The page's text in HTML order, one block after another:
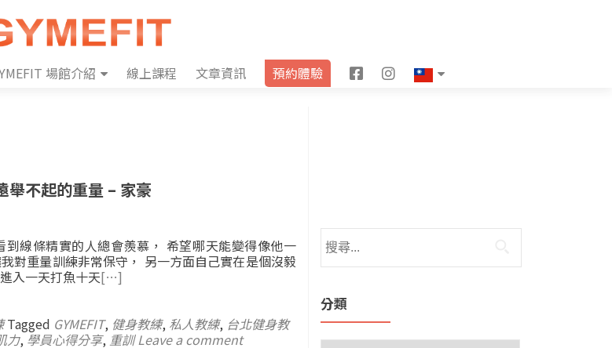
場館介紹 線上課程 文章資訊 預約體驗
F
k
I
a
舉不起的重量 – 家豪
線條精實的人總會羨慕， 希望哪天能變得像他一
對重量訓練非常保守， 另一方面自己實在是個沒毅
入一天打魚十天[…]
Tagged GYMEFIT, 健身教練, 私人教練, 台北健身教
力, 學員心得分享, 重訓 Leave a comment
分類